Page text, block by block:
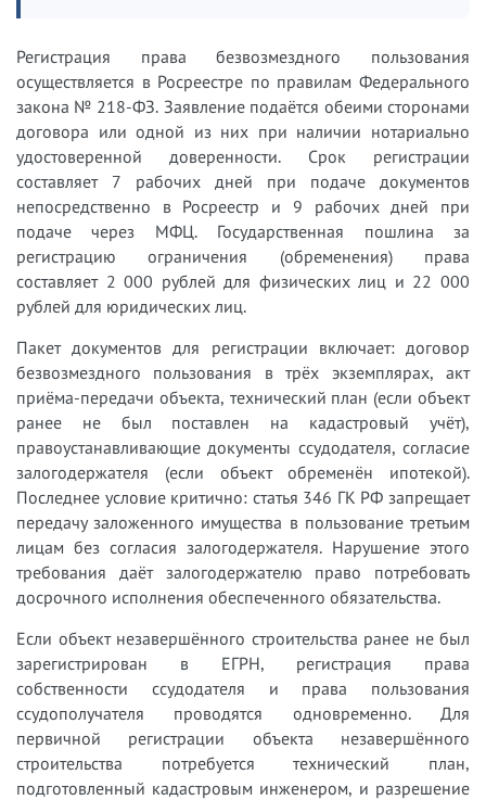
Регистрация права безвозмездного пользования
осуществляется в Росреестре по правилам Федерального
закона № 218-ФЗ. Заявление подаётся обеими сторонами
договора или одной из них при наличии нотариально
удостоверенной доверенности. Срок регистрации
составляет 7 рабочих дней при подаче документов
непосредственно в Росреестр и 9 рабочих дней при
подаче через МФЦ. Государственная пошлина за
регистрацию ограничения (обременения) права
составляет 2 000 рублей для физических лиц и 22 000
рублей для юридических лиц.
Пакет документов для регистрации включает: договор
безвозмездного пользования в трёх экземплярах, акт
приёма-передачи объекта, технический план (если объект
ранее не был поставлен на кадастровый учёт),
правоустанавливающие документы ссудодателя, согласие
залогодержателя (если объект обременён ипотекой).
Последнее условие критично: статья 346 ГК РФ запрещает
передачу заложенного имущества в пользование третьим
лицам без согласия залогодержателя. Нарушение этого
требования даёт залогодержателю право потребовать
досрочного исполнения обеспеченного обязательства.
Если объект незавершённого строительства ранее не был
зарегистрирован в ЕГРН, регистрация права
собственности ссудодателя и права пользования
ссудополучателя проводятся одновременно. Для
первичной регистрации объекта незавершённого
строительства потребуется технический план,
подготовленный кадастровым инженером, и разрешение